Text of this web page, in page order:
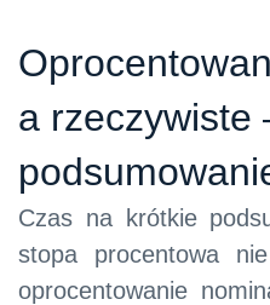
a rzeczywiste
Czas na krótkie
stopa procentowa
oprocentowanie